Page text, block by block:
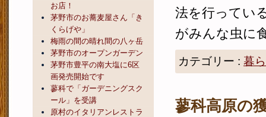
法を行ってい
がみんな虫に
カテゴリー : 暮
蓼科高原の
お店！
茅野市のお蕎麦屋さん「き
くらげや」
梅雨の間の晴れ間の八ヶ岳
茅野市のオープンガーデン
茅野市豊平の南大塩に6区
画発売開始です
蓼科で「ガーデニングスク
ール」を受講
原村のイタリアンレストラ